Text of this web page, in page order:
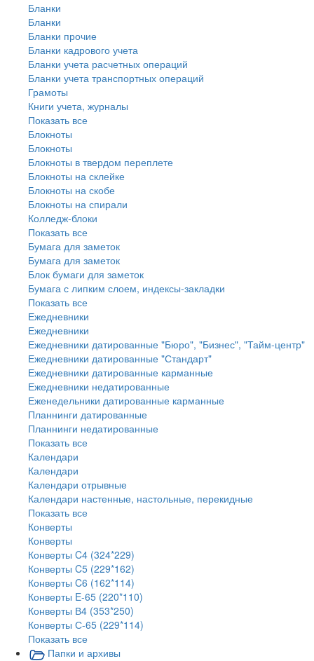
Бланки
Бланки
Бланки прочие
Бланки кадрового учета
Бланки учета расчетных операций
Бланки учета транспортных операций
Грамоты
Книги учета, журналы
Показать все
Блокноты
Блокноты
Блокноты в твердом переплете
Блокноты на склейке
Блокноты на скобе
Блокноты на спирали
Колледж-блоки
Показать все
Бумага для заметок
Бумага для заметок
Блок бумаги для заметок
Бумага с липким слоем, индексы-закладки
Показать все
Ежедневники
Ежедневники
Ежедневники датированные "Бюро", "Бизнес", "Тайм-центр"
Ежедневники датированные "Стандарт"
Ежедневники датированные карманные
Ежедневники недатированные
Еженедельники датированные карманные
Планнинги датированные
Планнинги недатированные
Показать все
Календари
Календари
Календари отрывные
Календари настенные, настольные, перекидные
Показать все
Конверты
Конверты
Конверты C4 (324*229)
Конверты C5 (229*162)
Конверты C6 (162*114)
Конверты E-65 (220*110)
Конверты В4 (353*250)
Конверты С-65 (229*114)
Показать все
Папки и архивы